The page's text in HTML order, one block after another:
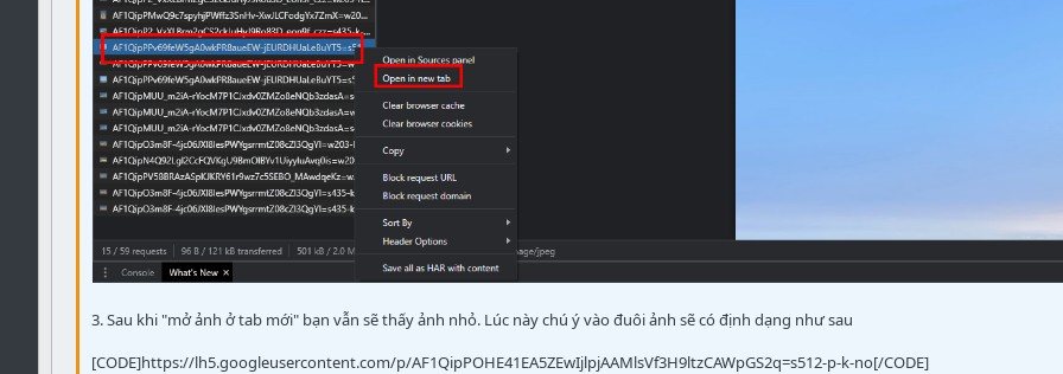
3. Sau khi "mở ảnh ở tab mới" bạn vẫn sẽ thấy ảnh nhỏ. Lúc này chú ý vào đuôi ảnh sẽ có định dạng như sau
[CODE]https://lh5.googleusercontent.com/p/AF1QipPOHE41EA5ZEwIjlpjAAMlsVf3H9ltzCAWpGS2q=s512-p-k-no[/CODE]